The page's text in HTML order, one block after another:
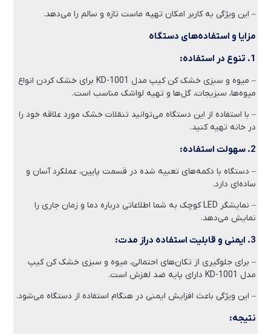
– این ویژگی به کاربر امکان تهیه ماست تازه و سالم را می‌دهد.
مزایا و استفاده‌های دستگاه
1. تنوع در استفاده:
– میوه و سبزی خشک کن کیپ مدل KD-1001 برای خشک کردن انواع
میوه‌ها، سبزیجات، گل‌ها و تهیه لواشک مناسب است.
– با استفاده از این دستگاه می‌توانید تنقلات خشک مورد علاقه خود را
در خانه تهیه کنید.
2. سهولت استفاده:
– دستگاه با دکمه‌های تعبیه شده در قسمت پایین، عملکرد آسان و
ساده‌ای دارد.
– نمایشگر LED کوچک به شما اطلاعاتی درباره دما و زمان جاری را
نمایش می‌دهد.
3. ایمنی و قابلیت استفاده دراز مدت:
– برای جلوگیری از تکان‌های احتمالی، میوه و سبزی خشک کن کیپ
مدل KD-1001 دارای پایه ضد لغزش است.
– این ویژگی باعث افزایش ایمنی در هنگام استفاده از دستگاه می‌شود.
نتیجه: